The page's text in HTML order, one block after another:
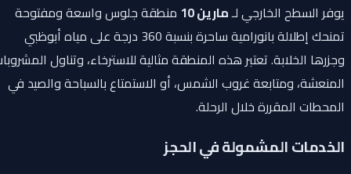
يوفر السطح الخارجي لـمارين 10 منطقة جلوس واسعة ومفتوحة
تمنحك إطلالة بانورامية ساحرة بنسبة 360 درجة على مياه أبوظبي
وجزرها الخلابة. تعتبر هذه المنطقة مثالية للاسترخاء، وتناول المشروبات
المنعشة، ومتابعة غروب الشمس، أو الاستمتاع بالسباحة والصيد في
المحطات المقررة خلال الرحلة.
الخدمات المشمولة في الحجز